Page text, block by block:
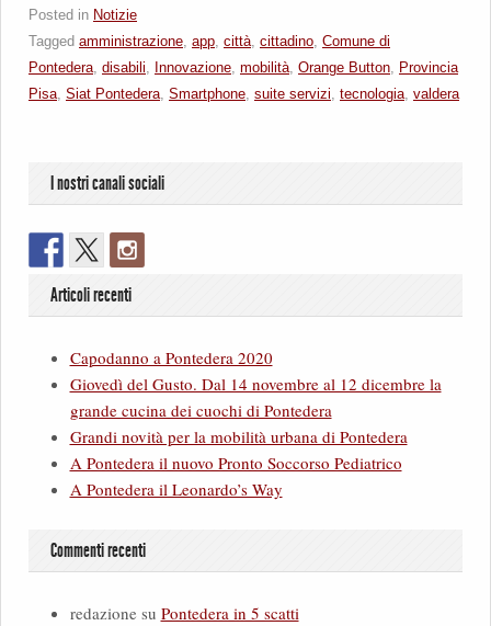
Posted in Notizie
Tagged amministrazione, app, città, cittadino, Comune di
Pontedera, disabili, Innovazione, mobilità, Orange Button, Provincia
Pisa, Siat Pontedera, Smartphone, suite servizi, tecnologia, valdera
I nostri canali sociali
Articoli recenti
Capodanno a Pontedera 2020
Giovedì del Gusto. Dal 14 novembre al 12 dicembre la
grande cucina dei cuochi di Pontedera
Grandi novità per la mobilità urbana di Pontedera
A Pontedera il nuovo Pronto Soccorso Pediatrico
A Pontedera il Leonardo’s Way
Commenti recenti
redazionesu Pontedera in 5 scatti